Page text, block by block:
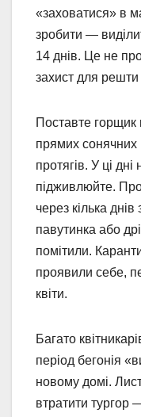
«заховатися» в
зробити —
14 днів. Це не
захист для
Поставте горщик
прямих сонячних
протягів. У ці
підживлюйте.
через кілька
павутинка або
помітили.
проявили себе,
квіти.
Багато
період бегонія
новому домі.
втратити